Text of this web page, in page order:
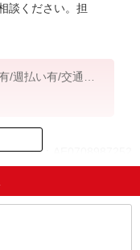
談ください。担
週払い有/交通費
ID：AE0708987252